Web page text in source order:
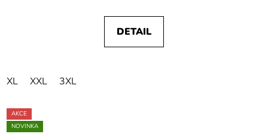
DETAIL
XL XXL 3XL
AKCE
NOVINKA